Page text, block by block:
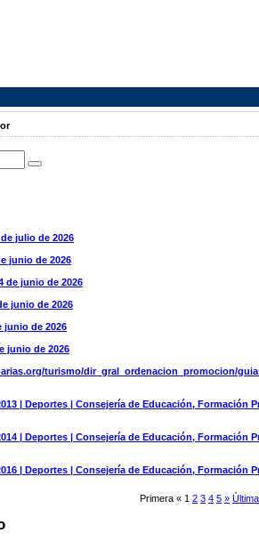
julio de 2026
junio de 2026
de junio de 2026
junio de 2026
junio de 2026
junio de 2026
turismo/dir_gral_ordenacion_promocion/
| Deportes | Consejería de Educación, Formación
| Deportes | Consejería de Educación, Formación
| Deportes | Consejería de Educación, Formación
Primera « 1 2 3 4 5 » Última